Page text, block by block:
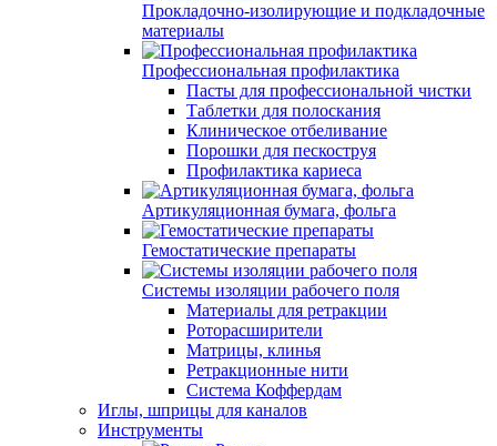
Прокладочно-изолирующие и подкладочные
материалы
Профессиональная профилактика
Пасты для профессиональной чистки
Таблетки для полоскания
Клиническое отбеливание
Порошки для пескоструя
Профилактика кариеса
Артикуляционная бумага, фольга
Гемостатические препараты
Системы изоляции рабочего поля
Материалы для ретракции
Роторасширители
Матрицы, клинья
Ретракционные нити
Система Коффердам
Иглы, шприцы для каналов
Инструменты